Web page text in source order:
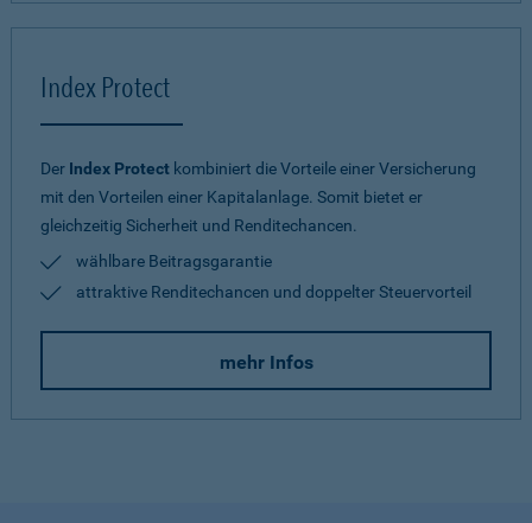
Index Protect
Der Index Protect kombiniert die Vorteile einer Versicherung
mit den Vorteilen einer Kapitalanlage. Somit bietet er
gleichzeitig Sicherheit und Renditechancen.
wählbare Beitragsgarantie
attraktive Renditechancen und doppelter Steuervorteil
mehr Infos